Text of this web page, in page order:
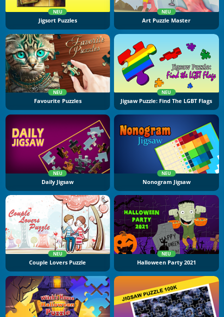
NEU
Jigsort Puzzles
NEU
Art Puzzle Master
NEU
Favourite Puzzles
NEU
Jigsaw Puzzle: Find The LGBT Flags
NEU
Daily Jigsaw
NEU
Nonogram Jigsaw
NEU
Couple Lovers Puzzle
NEU
Halloween Party 2021